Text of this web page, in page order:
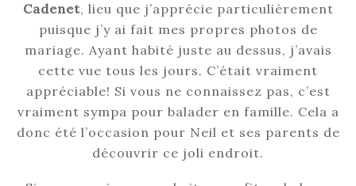
Cadenet, lieu que j’apprécie particulièrement
puisque j’y ai fait mes propres photos de
mariage. Ayant habité juste au dessus, j’avais
cette vue tous les jours. C’était vraiment
appréciable! Si vous ne connaissez pas, c’est
vraiment sympa pour balader en famille. Cela a
donc été l’occasion pour Neil et ses parents de
découvrir ce joli endroit.